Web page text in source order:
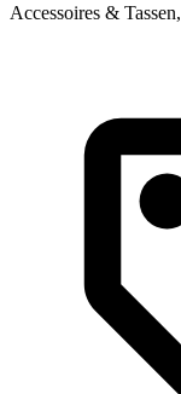
Accessoires &